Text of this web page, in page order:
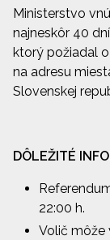
Ministerstvo
najneskôr 40
ktorý požiadal
na adresu
Slovenskej
DÔLEŽITÉ
22:00 h.
Volič môže